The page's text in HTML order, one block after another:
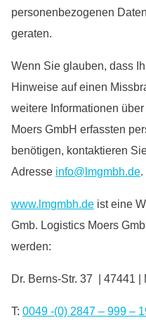
personenbezogenen
geraten.
Wenn Sie glauben, dass
Hinweise auf einen
weitere Informationen
Moers GmbH erfassten
benötigen, kontaktieren
Adresse info@lmgmbh.de.
www.lmgmbh.de ist eine
Gmb. Logistics Moers
werden:
Dr. Berns-Str. 37 | 47441 |
T: 0049 -(0) 2847 – 999 –